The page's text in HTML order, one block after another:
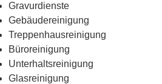
Gravurdienste
Gebäudereinigung
Treppenhausreinigung
Büroreinigung
Unterhaltsreinigung
Glasreinigung